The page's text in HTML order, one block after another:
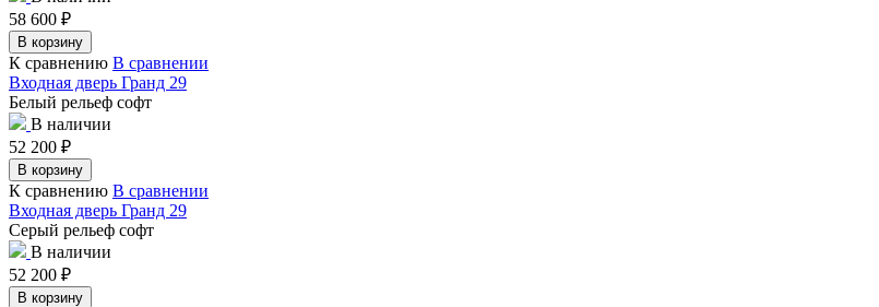
58 600 ₽
В корзину
К сравнению В сравнении
Входная дверь Гранд 29
Белый рельеф софт
В наличии
52 200 ₽
В корзину
К сравнению В сравнении
Входная дверь Гранд 29
Серый рельеф софт
В наличии
52 200 ₽
В корзину